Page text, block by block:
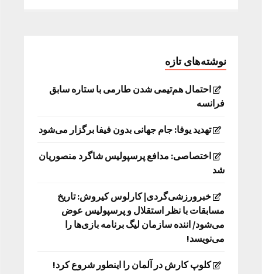
نوشته‌های تازه
احتمال هم‌تیمی شدن طارمی با ستاره سابق
فرانسه
تهدید یوفا: جام جهانی بدون فیفا برگزار می‌شود
اختصاصی: مدافع پرسپولیس شاگرد منصوریان
شد
خبرورزشی‌گردی| کارلوس کیروش: تاریخ
مسابقات با نظر استقلال و پرسپولیس عوض
می‌شود/ اننده سازمان لیگ برنامه بازی‌ها را
می‌نویسد!
کلوپ کارش در آلمان را اینطور شروع کرد!